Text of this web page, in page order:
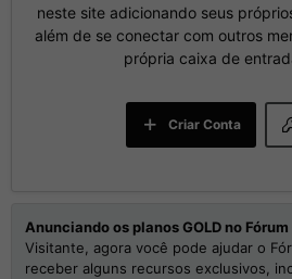
neste site adicionando seus
além de se conectar com outros
própria caixa de
Criar Conta
Anunciando os planos GOLD no
Visitante, agora você pode ajudar o
receber alguns recursos exclusivos,